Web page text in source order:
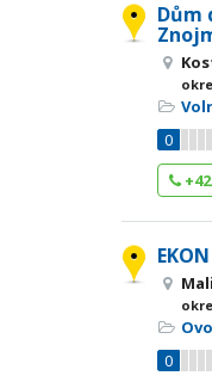
Dům
0
0